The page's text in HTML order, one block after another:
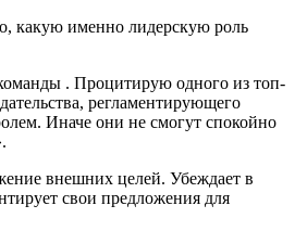
какую именно лидерскую роль
. Процитирую одного из топ-
регламентирующего
Иначе они не смогут спокойно
внешних целей. Убеждает в
свои предложения для